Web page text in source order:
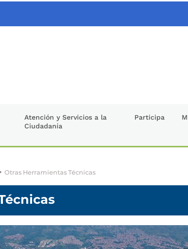
Atención y Servicios a la
Ciudadanía
Participa
Otras Herramientas Técnicas